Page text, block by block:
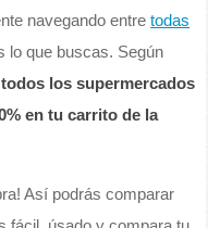
navegando entretodas
lo que buscas. Según
los supermercados
en tu carrito de la
Así podrás comparar